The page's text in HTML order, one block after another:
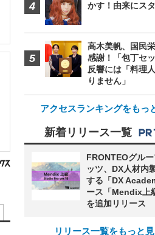
かす！由来にス
高木美帆、国民
感謝！「包丁セ
反響には「料理
りません」
アクセスランキングをもっ
新着リリース一覧
FRONTEOグル
ッツ、DX人材内
する「DX
ース「Mendix上
を追加リリース
リリース一覧をもっと